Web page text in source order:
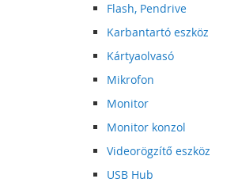
Flash, Pendrive
Karbantartó eszköz
Kártyaolvasó
Mikrofon
Monitor
Monitor konzol
Videorögzítő eszköz
USB Hub